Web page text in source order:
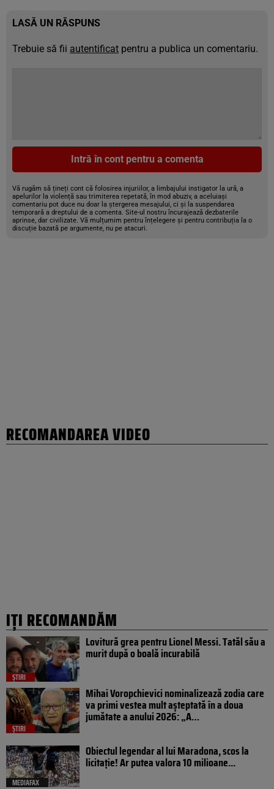
LASĂ UN RĂSPUNS
Trebuie să fii autentificat pentru a publica un comentariu.
Intră în cont pentru a comenta
Vă rugăm să țineți cont că folosirea injuriilor, a limbajului instigator la ură, a
apelurilor la violență sau trimiterea repetată, în mod abuziv, a aceluiași
comentariu pot duce nu doar la ștergerea mesajului, ci și la suspendarea
temporară a dreptului de a comenta. Site-ul nostru încurajează dezbaterile
aprinse, dar civilizate. Vă mulțumim pentru înțelegere și pentru contribuția la o
discuție bazată pe argumente, nu pe atacuri.
RECOMANDAREA VIDEO
IȚI RECOMANDĂM
ȘTIRI
Lovitură grea pentru Lionel Messi. Tatăl său a
murit după o boală incurabilă
ȘTIRI
Mihai Voropchievici nominalizează zodia care
va primi vestea mult așteptată în a doua
jumătate a anului 2026: „A…
MEDIAFAX
Obiectul legendar al lui Maradona, scos la
licitație! Ar putea valora 10 milioane...